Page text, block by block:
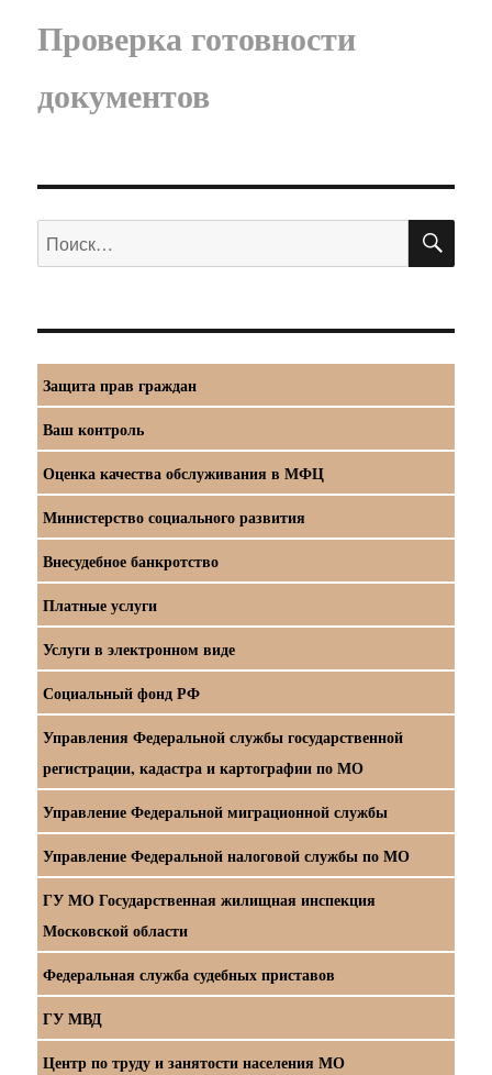
Проверка готовности
документов
Искать:
Защита прав граждан
Ваш контроль
Оценка качества обслуживания в МФЦ
Министерство социального развития
Внесудебное банкротство
Платные услуги
Услуги в электронном виде
Социальный фонд РФ
Управления Федеральной службы государственной
регистрации, кадастра и картографии по МО
Управление Федеральной миграционной службы
Управление Федеральной налоговой службы по МО
ГУ МО Государственная жилищная инспекция
Московской области
Федеральная служба судебных приставов
ГУ МВД
Центр по труду и занятости населения МО